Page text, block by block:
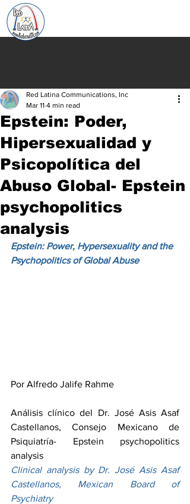
Epstein: Poder,
Hipersexualidad y
Psicopolítica del
Abuso Global- Epstein
psychopolitics
analysis
Red Latina Communications, Inc
Mar 11 4 min read
Epstein: Power, Hypersexuality and the
Psychopolitics of Global Abuse
Por Alfredo Jalife Rahme
Análisis clínico del Dr. José Asis Asaf
Castellanos, Consejo Mexicano de
Psiquiatría- Epstein psychopolitics
analysis
Clinical analysis by Dr. José Asis Asaf
Castellanos, Mexican Board of
Psychiatry